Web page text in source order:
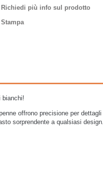
Richiedi più info sul prodotto
Stampa
bianchi!
offrono precisione per
sorprendente a qualsiasi design.